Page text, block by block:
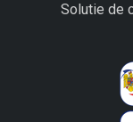
Solutie de